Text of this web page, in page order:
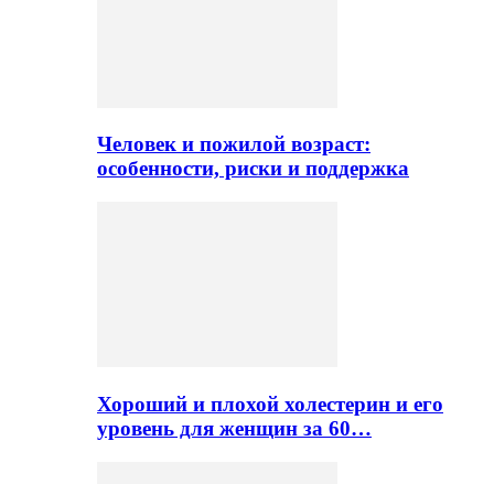
Человек и пожилой возраст:
особенности, риски и поддержка
Хороший и плохой холестерин и его
уровень для женщин за 60…